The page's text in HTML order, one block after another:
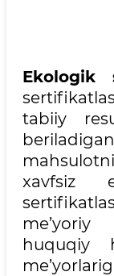
Ekologik
tabiiy
xavfsiz
huquqiy